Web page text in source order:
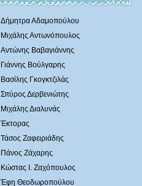
Δήμητρα Αδαμοπούλου
Μιχάλης Αντωνόπουλος
Αντώνης Βαβαγιάννης
Γιάννης Βούλγαρης
Βασίλης Γκογκτζιλάς
Σπύρος Δερβενιώτης
Mιχάλης Διαλυνάς
Έκτορας
Τάσος Ζαφειριάδης
Πάνος Ζάχαρης
Κώστας Ι. Ζαχόπουλoς
Έφη Θεοδωροπούλου